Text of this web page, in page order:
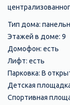
Тип дома:
Этажей в доме: 9
Домофон: есть
Лифт: есть
Парковка: В
Детская
Спортивная